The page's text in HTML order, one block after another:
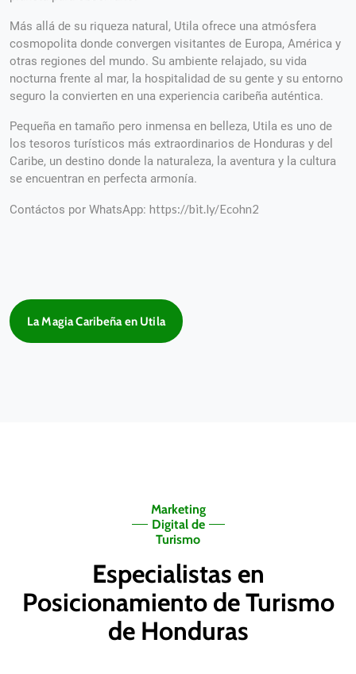
Más allá de su riqueza natural, Utila ofrece una atmósfera
cosmopolita donde convergen visitantes de Europa, América y
otras regiones del mundo. Su ambiente relajado, su vida
nocturna frente al mar, la hospitalidad de su gente y su entorno
seguro la convierten en una experiencia caribeña auténtica.
Pequeña en tamaño pero inmensa en belleza, Utila es uno de
los tesoros turísticos más extraordinarios de Honduras y del
Caribe, un destino donde la naturaleza, la aventura y la cultura
se encuentran en perfecta armonía.
Contáctos por WhatsApp: https://bit.ly/Ecohn2
La Magia Caribeña en Utila
Marketing
Digital de
Turismo
Especialistas en
Posicionamiento de Turismo
de Honduras